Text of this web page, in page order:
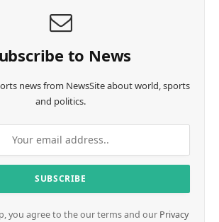
to News
news from NewsSite about world, sports
and politics.
you agree to the our terms and our Privacy